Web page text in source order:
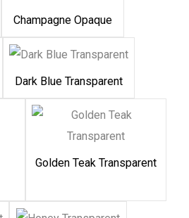
Champagne Opaque
Dark Blue Transparent
Golden Teak Transparent